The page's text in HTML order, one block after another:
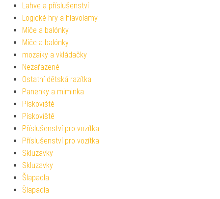
Lahve a příslušenství
Logické hry a hlavolamy
Míče a balónky
Míče a balónky
mozaiky a vkládačky
Nezařazené
Ostatní dětská razítka
Panenky a miminka
Pískoviště
Pískoviště
Příslušenství pro vozítka
Příslušenství pro vozítka
Skluzavky
Skluzavky
Šlapadla
Šlapadla